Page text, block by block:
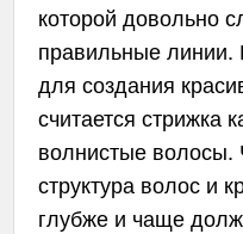
которой довольно
правильные
для создания
считается стрижка
волнистые волосы.
структура волос и
глубже и чаще